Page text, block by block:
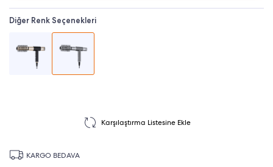
Diğer Renk Seçenekleri
Karşılaştırma Listesine Ekle
KARGO BEDAVA